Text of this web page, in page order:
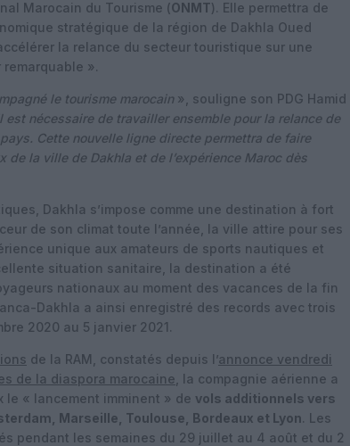
Marocain du Tourisme (ONMT). Elle permettra de
stratégique de la région de Dakhla Oued
la relance du secteur touristique sur une
».
le tourisme marocain », souligne son PDG Hamid
est nécessaire de travailler ensemble pour la relance de
Cette nouvelle ligne directe permettra de faire
la ville de Dakhla et de l’expérience Maroc dès
Dakhla s’impose comme une destination à fort
de son climat toute l’année, la ville attire pour ses
unique aux amateurs de sports nautiques et
situation sanitaire, la destination a été
nationaux au moment des vacances de la fin
Dakhla a ainsi enregistré des records avec trois
2020 au 5 janvier 2021.
de la RAM, constatés depuis l’annonce vendredi
de la diaspora marocaine , la compagnie aérienne a
le « lancement imminent » de vols additionnels vers
Marseille, Toulouse, Bordeaux et Lyon. Les
pendant les semaines du 29 juillet au 4 août et du 2